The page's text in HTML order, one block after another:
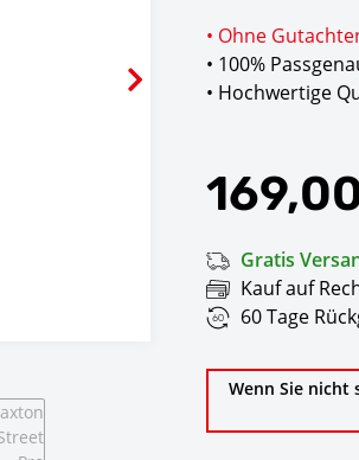
• Ohne
• 100%
• Hochwertige
Gratis
Kauf auf
60 Tage
Wenn Sie nicht